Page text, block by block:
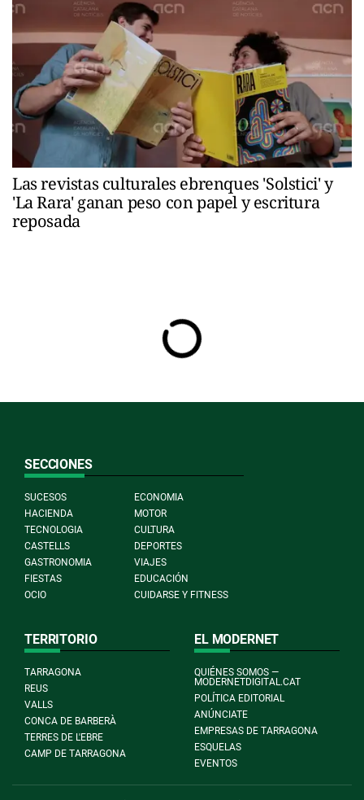
Las revistas culturales ebrenques 'Solstici' y
'La Rara' ganan peso con papel y escritura
reposada
SECCIONES
SUCESOS
ECONOMIA
HACIENDA
MOTOR
TECNOLOGIA
CULTURA
CASTELLS
DEPORTES
GASTRONOMIA
VIAJES
FIESTAS
EDUCACIÓN
OCIO
CUIDARSE Y FITNESS
TERRITORIO
TARRAGONA
REUS
VALLS
CONCA DE BARBERÀ
TERRES DE L'EBRE
CAMP DE TARRAGONA
EL MODERNET
QUIÉNES SOMOS —
MODERNETDIGITAL.CAT
POLÍTICA EDITORIAL
ANÚNCIATE
EMPRESAS DE TARRAGONA
ESQUELAS
EVENTOS